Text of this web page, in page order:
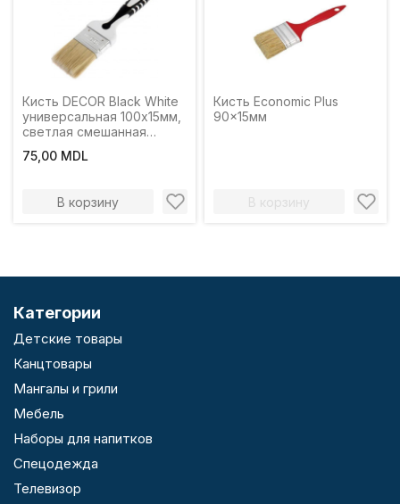
Кисть DECOR Black White
универсальная 100х15мм,
светлая смешанная
75,00 MDL
В корзину
Кисть Economic Plus
90x15мм
В корзину
Категории
Детские товары
Канцтовары
Мангалы и грили
Мебель
Наборы для напитков
Спецодежда
Телевизор